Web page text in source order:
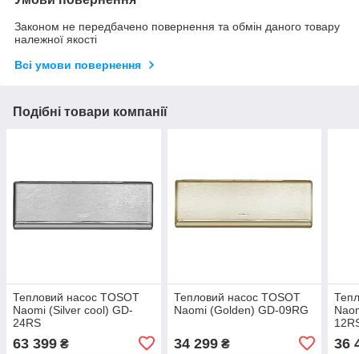
Законом не передбачено повернення та обмін даного товару
належної якості
Всі умови повернення
Подібні товари компанії
Тепловий насос TOSOT
Naomi (Silver cool) GD-
24RS
63 399 ₴
Тепловий насос TOSOT
Naomi (Golden) GD-09RG
34 299₴ 36